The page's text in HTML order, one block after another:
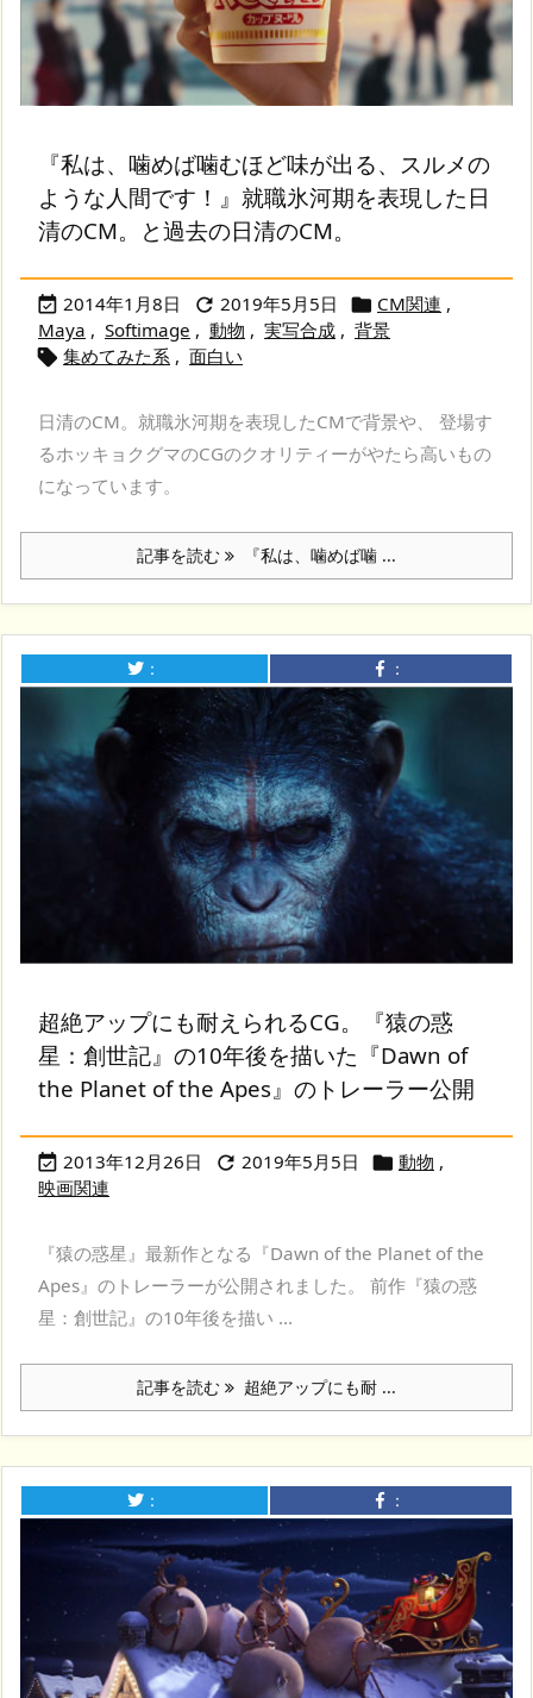
『私は、噛めば噛むほど味が出る、スルメの
ような人間です！』就職氷河期を表現した日
清のCM。と過去の日清のCM。
 2014年1月8日  2019年5月5日  CM関連 ,
Maya , Softimage , 動物 , 実写合成 , 背景
 集めてみた系 , 面白い
日清のCM。就職氷河期を表現したCMで背景や、 登場す
るホッキョクグマのCGのクオリティーがやたら高いもの
になっています。
記事を読む 『私は、噛めば噛 ...
： ：
超絶アップにも耐えられるCG。『猿の惑
星：創世記』の10年後を描いた『Dawn of
the Planet of the Apes』のトレーラー公開
 2013年12月26日  2019年5月5日  動物 ,
映画関連
『猿の惑星』最新作となる『Dawn of the Planet of the
Apes』のトレーラーが公開されました。 前作『猿の惑
星：創世記』の10年後を描い ...
記事を読む 超絶アップにも耐 ...
： ：